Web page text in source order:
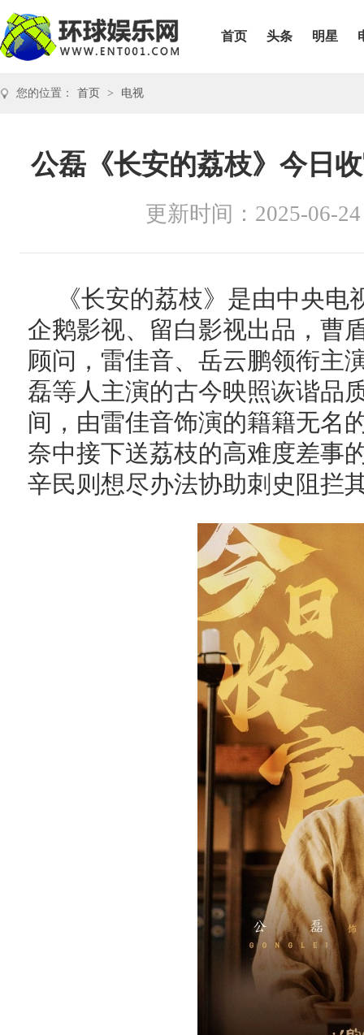
首页 头条 明星
您的位置： 首页 > 电视
公磊《长安的荔枝》今日
更新时间：2025-06-24
《长安的荔枝》是由中央
企鹅影视、留白影视出品，曹
顾问，雷佳音、岳云鹏领衔主
磊等人主演的古今映照诙谐品
间，由雷佳音饰演的籍籍无名
奈中接下送荔枝的高难度差事
辛民则想尽办法协助刺史阻拦